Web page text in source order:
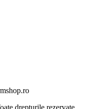
drepturile rezervate.